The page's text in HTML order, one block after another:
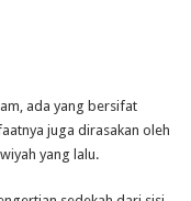
ada yang bersifat
juga dirasakan oleh
yang lalu.